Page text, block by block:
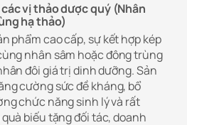
vị thảo dược quý (Nhân
hạ thảo)
phẩm cao cấp, sự kết hợp kép
nhân sâm hoặc đông trùng
đôi giá trị dinh dưỡng. Sản
cường sức đề kháng, bổ
chức năng sinh lý và rất
biếu tặng đối tác, doanh